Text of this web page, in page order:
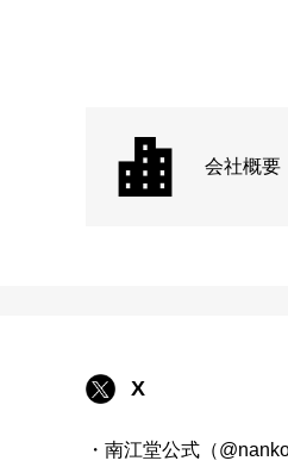
会社概要
X
・南江堂公式（